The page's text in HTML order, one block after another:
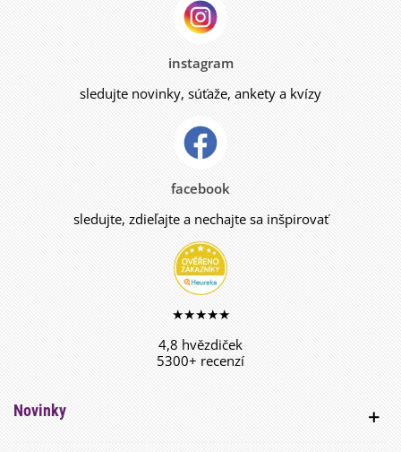
instagram
sledujte novinky, súťaže, ankety a kvízy
facebook
sledujte, zdieľajte a nechajte sa inšpirovať
★★★★★
4,8 hvězdiček
5300+ recenzí
Novinky